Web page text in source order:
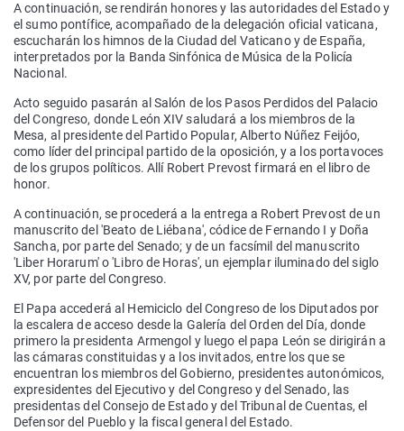
A continuación, se rendirán honores y las autoridades del Estado y
el sumo pontífice, acompañado de la delegación oficial vaticana,
escucharán los himnos de la Ciudad del Vaticano y de España,
interpretados por la Banda Sinfónica de Música de la Policía
Nacional.
Acto seguido pasarán al Salón de los Pasos Perdidos del Palacio
del Congreso, donde León XIV saludará a los miembros de la
Mesa, al presidente del Partido Popular, Alberto Núñez Feijóo,
como líder del principal partido de la oposición, y a los portavoces
de los grupos políticos. Allí Robert Prevost firmará en el libro de
honor.
A continuación, se procederá a la entrega a Robert Prevost de un
manuscrito del 'Beato de Liébana', códice de Fernando I y Doña
Sancha, por parte del Senado; y de un facsímil del manuscrito
'Liber Horarum' o 'Libro de Horas', un ejemplar iluminado del siglo
XV, por parte del Congreso.
El Papa accederá al Hemiciclo del Congreso de los Diputados por
la escalera de acceso desde la Galería del Orden del Día, donde
primero la presidenta Armengol y luego el papa León se dirigirán a
las cámaras constituidas y a los invitados, entre los que se
encuentran los miembros del Gobierno, presidentes autonómicos,
expresidentes del Ejecutivo y del Congreso y del Senado, las
presidentas del Consejo de Estado y del Tribunal de Cuentas, el
Defensor del Pueblo y la fiscal general del Estado.